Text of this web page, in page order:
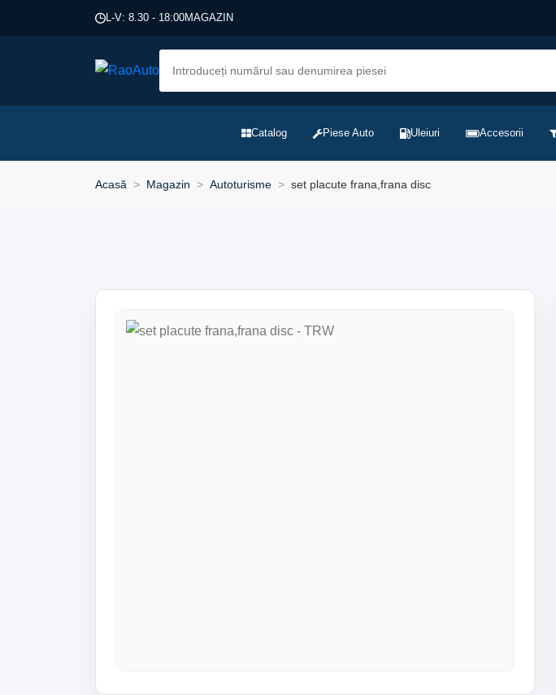
L-V: 8.30 - 18:00MAGAZIN
Catalog Piese Auto Uleiuri Accesorii
Acasă Magazin Autoturisme set placute frana,frana disc